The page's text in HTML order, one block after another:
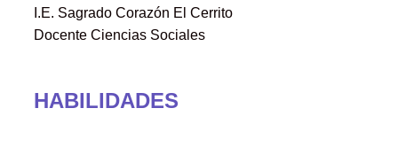
I.E. Sagrado Corazón El Cerrito
Docente Ciencias Sociales
HABILIDADES